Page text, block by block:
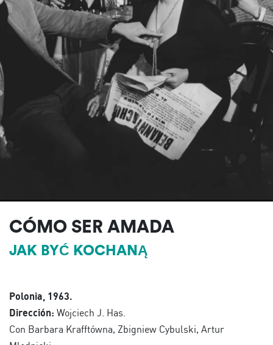
CÓMO SER AMADA
JAK BYĆ KOCHANĄ
Polonia, 1963.
Dirección: Wojciech J. Has.
Con Barbara Krafftówna, Zbigniew Cybulski, Artur